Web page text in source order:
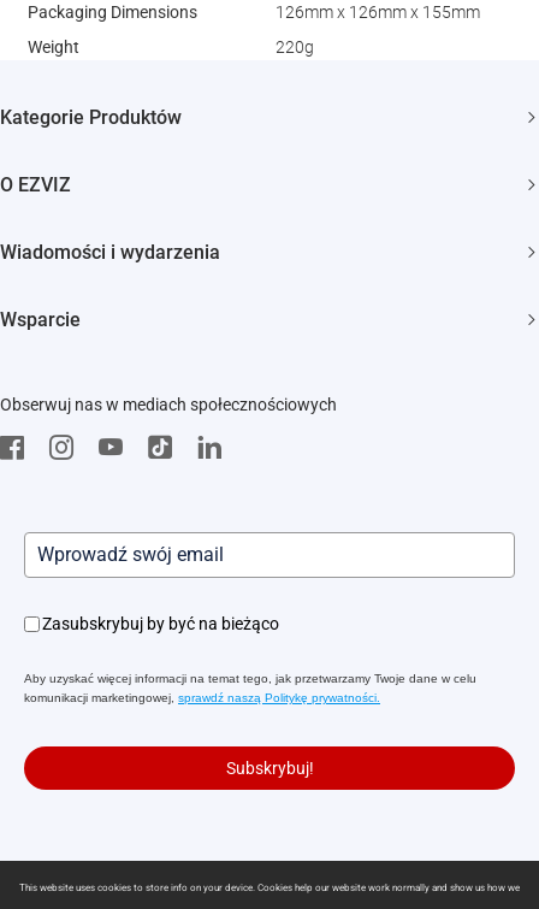
Packaging Dimensions
126mm x 126mm x 155mm
Weight
220g
Kategorie Produktów
O EZVIZ
Trust Center
Wiadomości i wydarzenia
Wsparcie
Pobierz
Obserwuj nas w mediach społecznościowych
Zasubskrybuj by być na bieżąco
Aby uzyskać więcej informacji na temat tego, jak przetwarzamy Twoje dane w celu
komunikacji marketingowej, sprawdź naszą Politykę prywatności.
Subskrybuj!
Warunki usługi |Legal
This website uses cookies to store info on your device. Cookies help our website work normally and show us how we